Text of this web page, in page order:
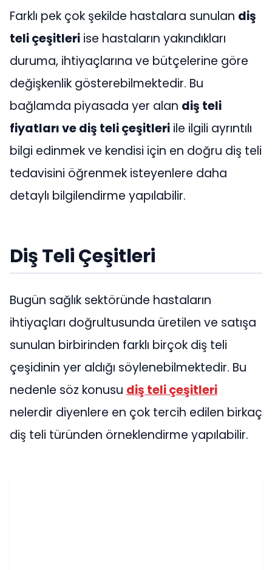
Farklı pek çok şekilde hastalara sunulan diş
teli çeşitleri ise hastaların yakındıkları
duruma, ihtiyaçlarına ve bütçelerine göre
değişkenlik gösterebilmektedir. Bu
bağlamda piyasada yer alan diş teli
fiyatları ve diş teli çeşitleri ile ilgili ayrıntılı
bilgi edinmek ve kendisi için en doğru diş teli
tedavisini öğrenmek isteyenlere daha
detaylı bilgilendirme yapılabilir.
Diş Teli Çeşitleri
Bugün sağlık sektöründe hastaların
ihtiyaçları doğrultusunda üretilen ve satışa
sunulan birbirinden farklı birçok diş teli
çeşidinin yer aldığı söylenebilmektedir. Bu
nedenle söz konusu diş teli çeşitleri
nelerdir diyenlere en çok tercih edilen birkaç
diş teli türünden örneklendirme yapılabilir.